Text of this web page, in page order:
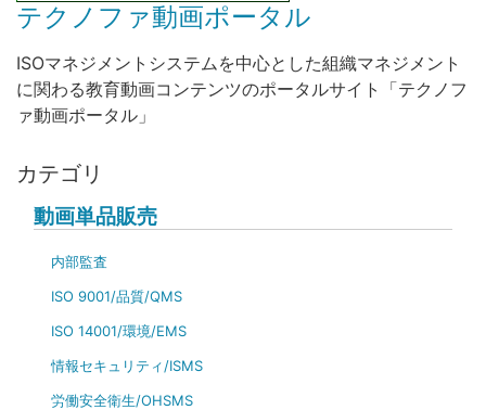
テクノファ動画ポータル
ISOマネジメントシステムを中心とした組織マネジメント
に関わる教育動画コンテンツのポータルサイト「テクノフ
ァ動画ポータル」
カテゴリ
動画単品販売
内部監査
ISO 9001/品質/QMS
ISO 14001/環境/EMS
情報セキュリティ/ISMS
労働安全衛生/OHSMS